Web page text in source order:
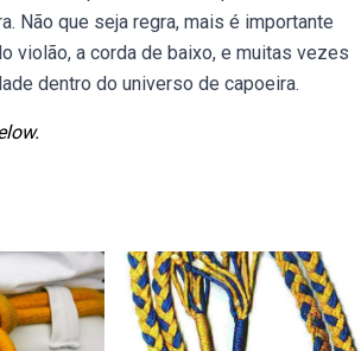
Não que seja regra, mais é importante
violão, a corda de baixo, e muitas vezes
dentro do universo de capoeira.